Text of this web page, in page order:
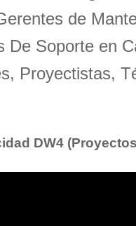
de
De Soporte en
Proyectistas,
DW4